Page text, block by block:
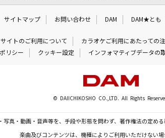
サイトマップ お問い合わせ DAM DAM★とも
サイトのご利用について カラオケご利用にあたっての
リシー クッキー設定 インフォマティブデータの
© DAIICHIKOSHO CO.,LTD. All Rights
写真・動画・音声等を、手段や形態を問わず、著作権法の定め
楽曲及びコンテンツは、機種によりご利用いただけない場